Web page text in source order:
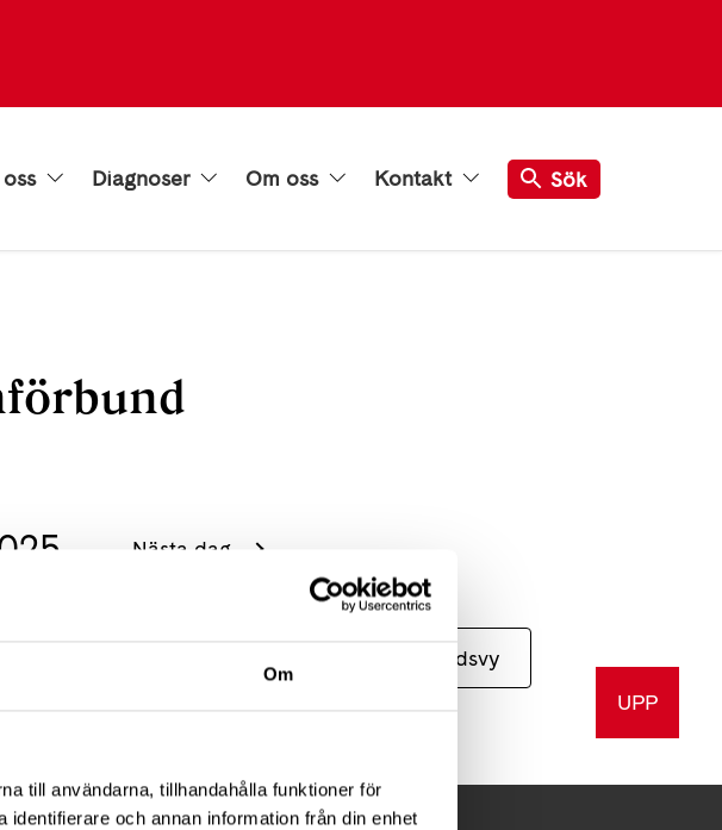
Om
till användarna, tillhandahålla funktioner för
och annan information från din enhet
Diagnoser Om oss Kontakt Sök
Nästa dag
Månadsvy
UPP